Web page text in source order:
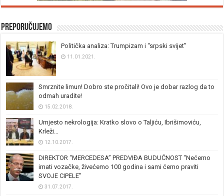
Preporučujemo
Politička analiza: Trumpizam i “srpski svijet”
11.01.2021.
Smrznite limun! Dobro ste pročitali! Ovo je dobar razlog da to
odmah uradite!
15.02.2018.
Umjesto nekrologija: Kratko slovo o Taljiću, Ibrišimoviću,
Krleži…
12.10.2017.
DIREKTOR “MERCEDESA” PREDVIĐA BUDUĆNOST “Nećemo
imati vozačke, živećemo 100 godina i sami ćemo praviti
SVOJE CIPELE”
31.07.2017.